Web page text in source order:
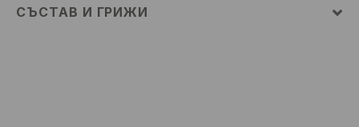
СЪСТАВ И ГРИЖИ